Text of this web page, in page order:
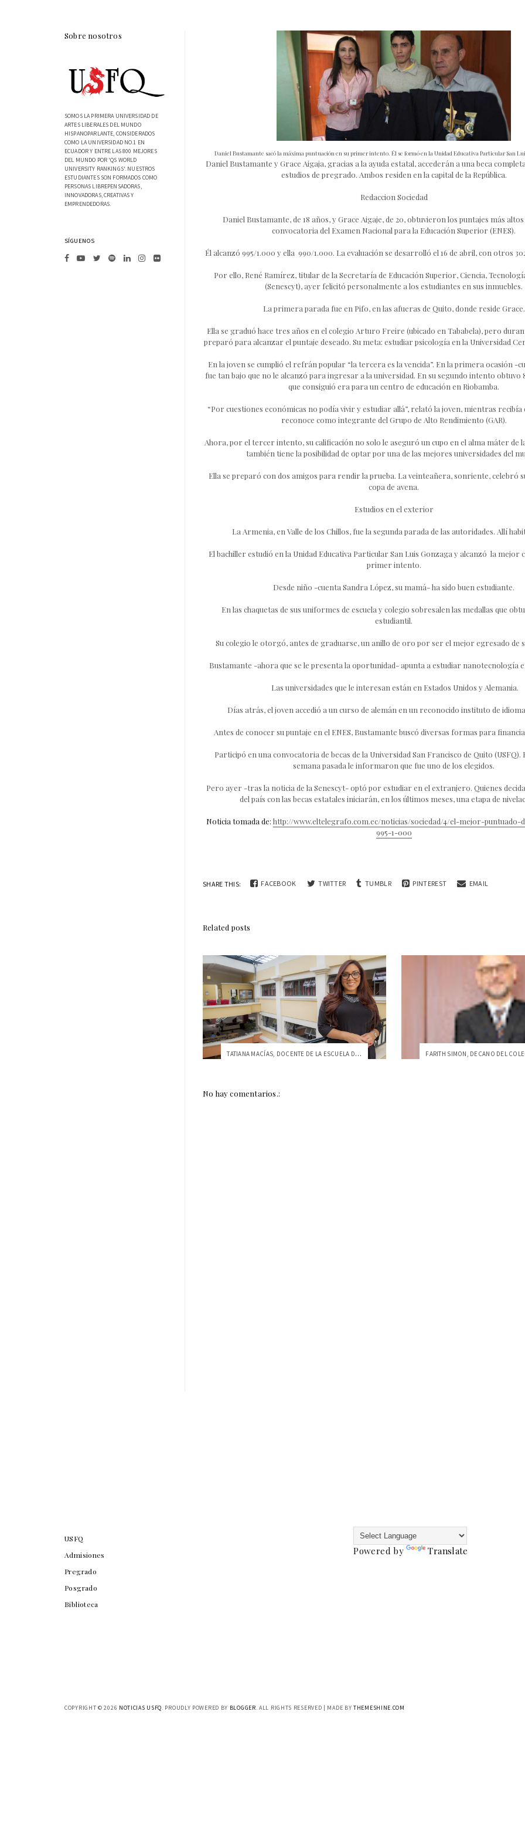
Daniel Bustamante sacó la máxima puntuación en su primer intento. Él se formó en la Unidad Educativa Particular San
Daniel Bustamante y Grace Aigaja, gracias a la ayuda estatal, accederán a una beca
estudios de pregrado. Ambos residen en la capital de la República.
Redaccion Sociedad
Daniel Bustamante, de 18 años, y Grace Aigaje, de 20, obtuvieron los puntajes más
convocatoria del Examen Nacional para la Educación Superior (ENES).
Él alcanzó 995/1.000 y ella 990/1.000. La evaluación se desarrolló el 16 de abril, con otros
Por ello, René Ramírez, titular de la Secretaría de Educación Superior, Ciencia,
(Senescyt), ayer felicitó personalmente a los estudiantes en sus inmuebles.
La primera parada fue en Pifo, en las afueras de Quito, donde reside Grace.
Ella se graduó hace tres años en el colegio Arturo Freire (ubicado en Tababela), pero
preparó para alcanzar el puntaje deseado. Su meta: estudiar psicología en la Universidad
En la joven se cumplió el refrán popular “la tercera es la vencida”. En la primera ocasión -
fue tan bajo que no le alcanzó para ingresar a la universidad. En su segundo intento obtuvo
que consiguió era para un centro de educación en Riobamba.
“Por cuestiones económicas no podía vivir y estudiar allá”, relató la joven, mientras recibía
reconoce como integrante del Grupo de Alto Rendimiento (GAR).
Ahora, por el tercer intento, su calificación no solo le aseguró un cupo en el alma máter de
también tiene la posibilidad de optar por una de las mejores universidades del
Ella se preparó con dos amigos para rendir la prueba. La veinteañera, sonriente, celebró
copa de avena.
Estudios en el exterior
La Armenia, en Valle de los Chillos, fue la segunda parada de las autoridades. Allí
El bachiller estudió en la Unidad Educativa Particular San Luis Gonzaga y alcanzó la mejor
primer intento.
Desde niño -cuenta Sandra López, su mamá- ha sido buen estudiante.
En las chaquetas de sus uniformes de escuela y colegio sobresalen las medallas que
estudiantil.
Su colegio le otorgó, antes de graduarse, un anillo de oro por ser el mejor egresado de
Bustamante -ahora que se le presenta la oportunidad- apunta a estudiar nanotecnología
Las universidades que le interesan están en Estados Unidos y Alemania.
Días atrás, el joven accedió a un curso de alemán en un reconocido instituto de
Antes de conocer su puntaje en el ENES, Bustamante buscó diversas formas para
Participó en una convocatoria de becas de la Universidad San Francisco de Quito (USFQ).
semana pasada le informaron que fue uno de los elegidos.
Pero ayer -tras la noticia de la Senescyt- optó por estudiar en el extranjero. Quienes
del país con las becas estatales iniciarán, en los últimos meses, una etapa de
Noticia tomada de: http://www.eltelegrafo.com.ec/noticias/sociedad/4/el-mejor-puntuado-
995-1-000
SHARE THIS: FACEBOOK TWITTER TUMBLR PINTEREST EMAIL
Related posts
TATIANA MACÍAS, DOCENTE DE LA ESCUELA DE...
No hay comentarios.:
Sobre nosotros
SOMOS LA PRIMERA UNIVERSIDAD DE
ARTES LIBERALES DEL MUNDO
HISPANOPARLANTE, CONSIDERADOS
COMO LA UNIVERSIDAD NO.1 EN
ECUADOR Y ENTRE LAS 800 MEJORES
DEL MUNDO POR 'QS WORLD
UNIVERSITY RANKINGS'. NUESTROS
ESTUDIANTES SON FORMADOS COMO
PERSONAS LIBREPENSADORAS,
INNOVADORAS, CREATIVAS Y
EMPRENDEDORAS.
SÍGUENOS
USFQ
Admisiones
Pregrado
Posgrado
Biblioteca
Powered by Translate
COPYRIGHT ©2026 NOTICIAS USFQ. PROUDLY POWERED BY BLOGGER. ALL RIGHTS RESERVED | MADE BYTHEMESHINE.COM